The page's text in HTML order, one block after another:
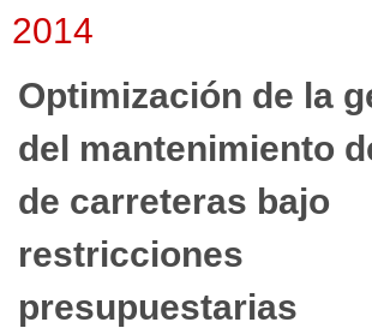
2014
Optimización de la
del mantenimiento
de carreteras bajo
restricciones
presupuestarias